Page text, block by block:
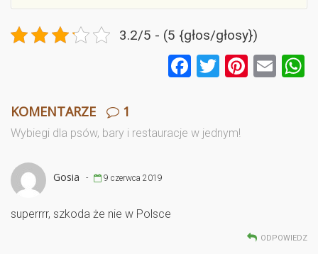
3.2/5 - (5 {głos/głosy})
F
b
T
er
Pi E
KOMENTARZE 1
Wybiegi dla psów, bary i restauracje w jednym!
Gosia - 9 czerwca 2019
superrrr, szkoda że nie w Polsce
ODPOWIEDZ